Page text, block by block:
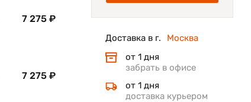
7 275 ₽
7 275 ₽
Доставка в г.
Москва
от 1 дня
забрать в офисе
от 1 дня
доставка курьером